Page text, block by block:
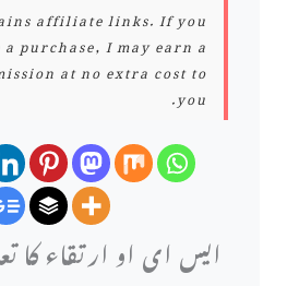
affiliate links. If you
purchase, I may earn a
at no extra cost to
you.
ایس ای او ارتقاء کا